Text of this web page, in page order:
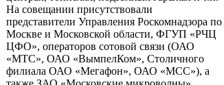
На совещании присутствовали
представители Управления Роскомнадзора по
Москве и Московской области, ФГУП «РЧЦ
ЦФО», операторов сотовой связи (ОАО
«МТС», ОАО «ВымпелКом», Столичного
филиала ОАО «Мегафон», ОАО «МСС»), а